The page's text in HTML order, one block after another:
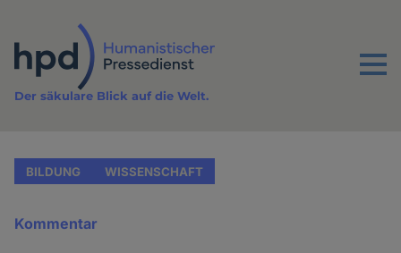
Inhalt
Menu
Der säkulare Blick auf die Welt.
BILDUNG WISSENSCHAFT
Kommentar